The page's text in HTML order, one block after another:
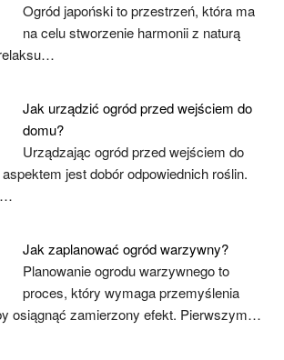
Ogród japoński to przestrzeń, która ma
na celu stworzenie harmonii z naturą
Jak urządzić ogród przed wejściem do
domu?
Urządzając ogród przed wejściem do
jest dobór odpowiednich roślin.
Jak zaplanować ogród warzywny?
Planowanie ogrodu warzywnego to
proces, który wymaga przemyślenia
osiągnąć zamierzony efekt. Pierwszym…